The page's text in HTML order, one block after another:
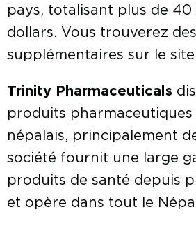
pays, totalisant plus de 40
dollars. Vous trouverez
supplémentaires sur le
Trinity Pharmaceuticals
produits pharmaceutiques
népalais, principalement
société fournit une large
produits de santé depuis
et opère dans tout le